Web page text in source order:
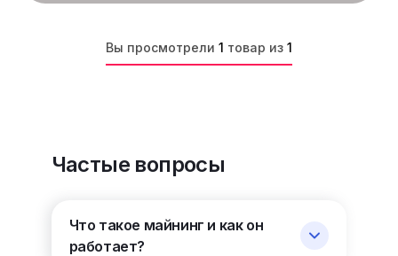
Вы просмотрели 1 товар из 1
Частые вопросы
Что такое майнинг и как он
работает?